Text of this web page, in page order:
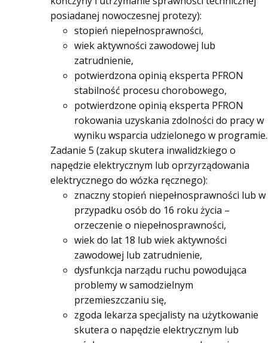
posiadanej nowoczesnej protezy):
stopień niepełnosprawności,
wiek aktywności zawodowej lub
zatrudnienie,
potwierdzona opinią eksperta PFRON
stabilność procesu chorobowego,
potwierdzone opinią eksperta PFRON
rokowania uzyskania zdolności do pracy w
wyniku wsparcia udzielonego w programie.
Zadanie 5 (zakup skutera inwalidzkiego o
napędzie elektrycznym lub oprzyrządowania
elektrycznego do wózka ręcznego):
znaczny stopień niepełnosprawności lub w
przypadku osób do 16 roku życia –
orzeczenie o niepełnosprawności,
wiek do lat 18 lub wiek aktywności
zawodowej lub zatrudnienie,
dysfunkcja narządu ruchu powodująca
problemy w samodzielnym
przemieszczaniu się,
zgoda lekarza specjalisty na użytkowanie
skutera o napędzie elektrycznym lub